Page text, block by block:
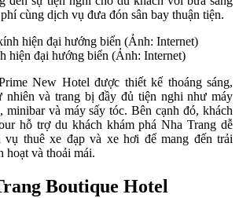
cùng dịch vụ đưa đón sân bay thuận tiện.
hiện đại hướng biển (Ảnh: Internet)
New Hotel được thiết kế thoáng sáng,
nhiên và trang bị đầy đủ tiện nghi như máy
minibar và máy sấy tóc. Bên cạnh đó, khách
hỗ trợ du khách khám phá Nha Trang dễ
vụ thuê xe đạp và xe hơi để mang đến trải
hoạt và thoải mái.
Boutique Hotel